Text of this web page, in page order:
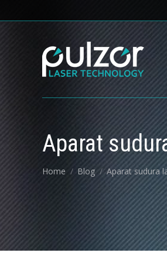
Aparat
You are here:
Home Blog Aparat sudura